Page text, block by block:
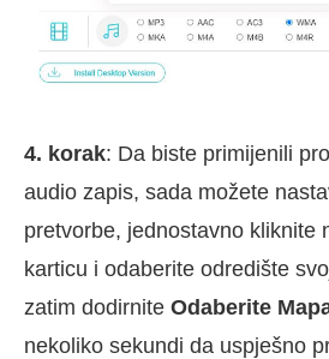
4. korak: Da biste primijenili
audio zapis, sada možete
pretvorbe, jednostavno kliknite
karticu i odaberite odredište
zatim dodirnite Odaberite
nekoliko sekundi da uspješno